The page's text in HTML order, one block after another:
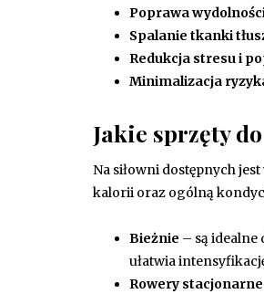
Poprawa
Spalanie tkanki
Redukcja stresu i
Minimalizacja
Jakie sprzęty
Na siłowni dostępnych
kalorii oraz ogólną
Bieżnie – są idealne
ułatwia
Rowery stacjonarne